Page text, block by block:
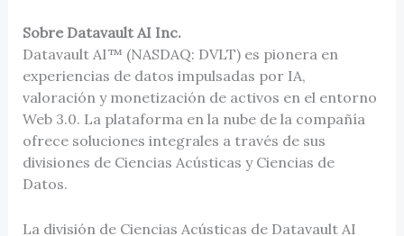
Sobre Datavault AI Inc.
Datavault AI™ (NASDAQ: DVLT) es pionera en
experiencias de datos impulsadas por IA,
valoración y monetización de activos en el entorno
Web 3.0. La plataforma en la nube de la compañía
ofrece soluciones integrales a través de sus
divisiones de Ciencias Acústicas y Ciencias de
Datos.
La división de Ciencias Acústicas de Datavault AI